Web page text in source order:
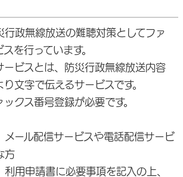
行政無線放送の難聴対策としてファ
を行っています。
ービスとは、防災行政無線放送内容
文字で伝えるサービスです。
クス番号登録が必要です。
ル配信サービスや電話配信サービ
方
申請書に必要事項を記入の上、